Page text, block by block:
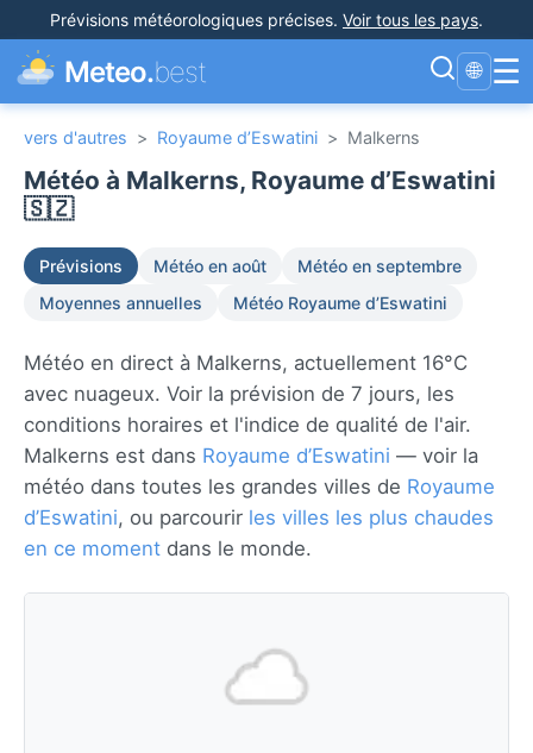
Prévisions météorologiques précises. Voir tous les pays.
Meteo.best 🌐 ☰
vers d'autres > Royaume d’Eswatini > Malkerns
Météo à Malkerns, Royaume d’Eswatini
🇸🇿
Prévisions Météo en août
Météo en septembre
Moyennes annuelles
Météo Royaume d’Eswatini
Météo en direct à Malkerns, actuellement 16°C
avec nuageux. Voir la prévision de 7 jours, les
conditions horaires et l'indice de qualité de l'air.
Malkerns est dans Royaume d’Eswatini — voir la
météo dans toutes les grandes villes de Royaume
d’Eswatini, ou parcourir les villes les plus chaudes
en ce moment dans le monde.